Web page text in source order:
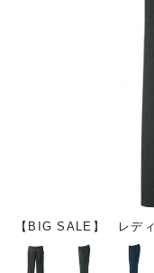
【BIG SALE】 レデ